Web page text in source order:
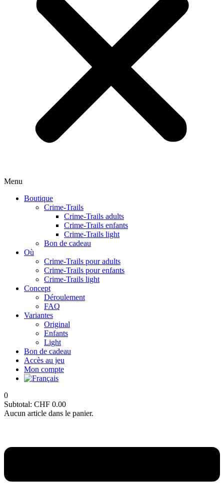
Menu
Boutique
Crime-Trails
Crime-Trails adults
Crime-Trails enfants
Crime-Trails light
Bon de cadeau
Où
Crime-Trails pour adults
Crime-Trails pour enfants
Crime-Trails light
Concept
Déroulement
FAQ
Variantes
Original
Enfants
Light
Bon de cadeau
Accès au jeu
Mon compte
0
Subtotal: CHF 0.00
Aucun article dans le panier.